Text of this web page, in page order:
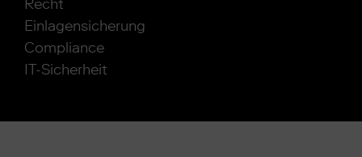
Recht
Einlagensicherung
Compliance
IT-Sicherheit